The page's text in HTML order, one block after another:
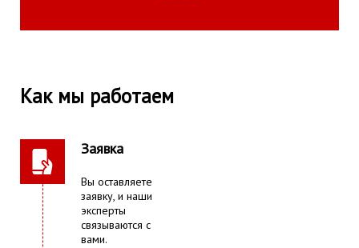
Как мы работаем
Заявка
Вы оставляете
заявку, и наши
эксперты
связываются с
вами.